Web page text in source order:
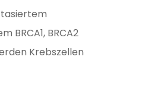
BRCA2
Krebszellen